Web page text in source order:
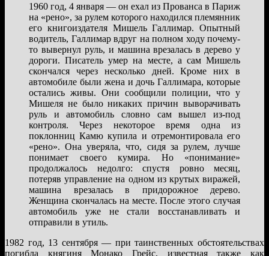
1960 год, 4 января — он ехал из Прованса в Париж
на «рено», за рулем которого находился племянник
его книгоиздателя Мишель Галлимар. Опытный
водитель, Галлимар вдруг на полном ходу почему-
то вывернул руль, и машина врезалась в дерево у
дороги. Писатель умер на месте, а сам Мишель
скончался через несколько дней. Кроме них в
автомобиле были жена и дочь Галлимара, которые
остались живы. Они сообщили полиции, что у
Мишеля не было никаких причин выворачивать
руль и автомобиль словно сам вышел из-под
контроля. Через некоторое время одна из
поклонниц Камю купила и отремонтировала его
«рено». Она уверяла, что, сидя за рулем, лучше
понимает своего кумира. Но «понимание»
продолжалось недолго: спустя ровно месяц,
потеряв управление на одном из крутых виражей,
машина врезалась в придорожное дерево.
Женщина скончалась на месте. После этого случая
автомобиль уже не стали восстанавливать и
отправили в утиль.
1982 год, 13 сентября — при таинственных обстоятельствах
погибла княгиня Монако Грейс, известная также как